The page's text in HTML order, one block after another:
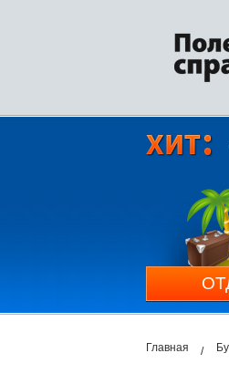
Главная